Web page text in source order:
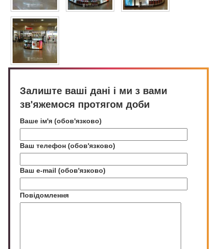
Залиште ваші дані і ми з вами
зв'яжемося протягом доби
Ваше ім'я (обов'язково)
Ваш телефон (обов'язково)
Ваш e-mail (обов'язково)
Повідомлення